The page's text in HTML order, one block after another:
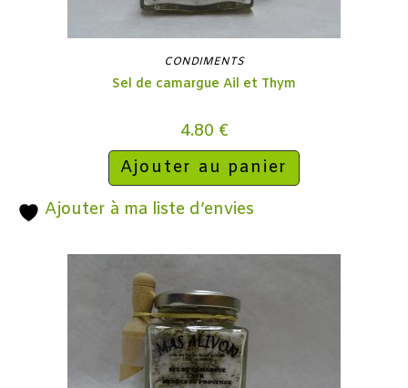
CONDIMENTS
Sel de camargue Ail et Thym
4.80 €
Ajouter au panier
Ajouter à ma liste d’envies